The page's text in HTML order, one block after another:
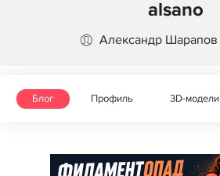
alsano
Александр Шарапов
Блог Профиль 3D-модели